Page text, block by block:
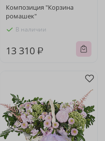
Композиция "Корзина
ромашек"
В наличии
13 310 ₽